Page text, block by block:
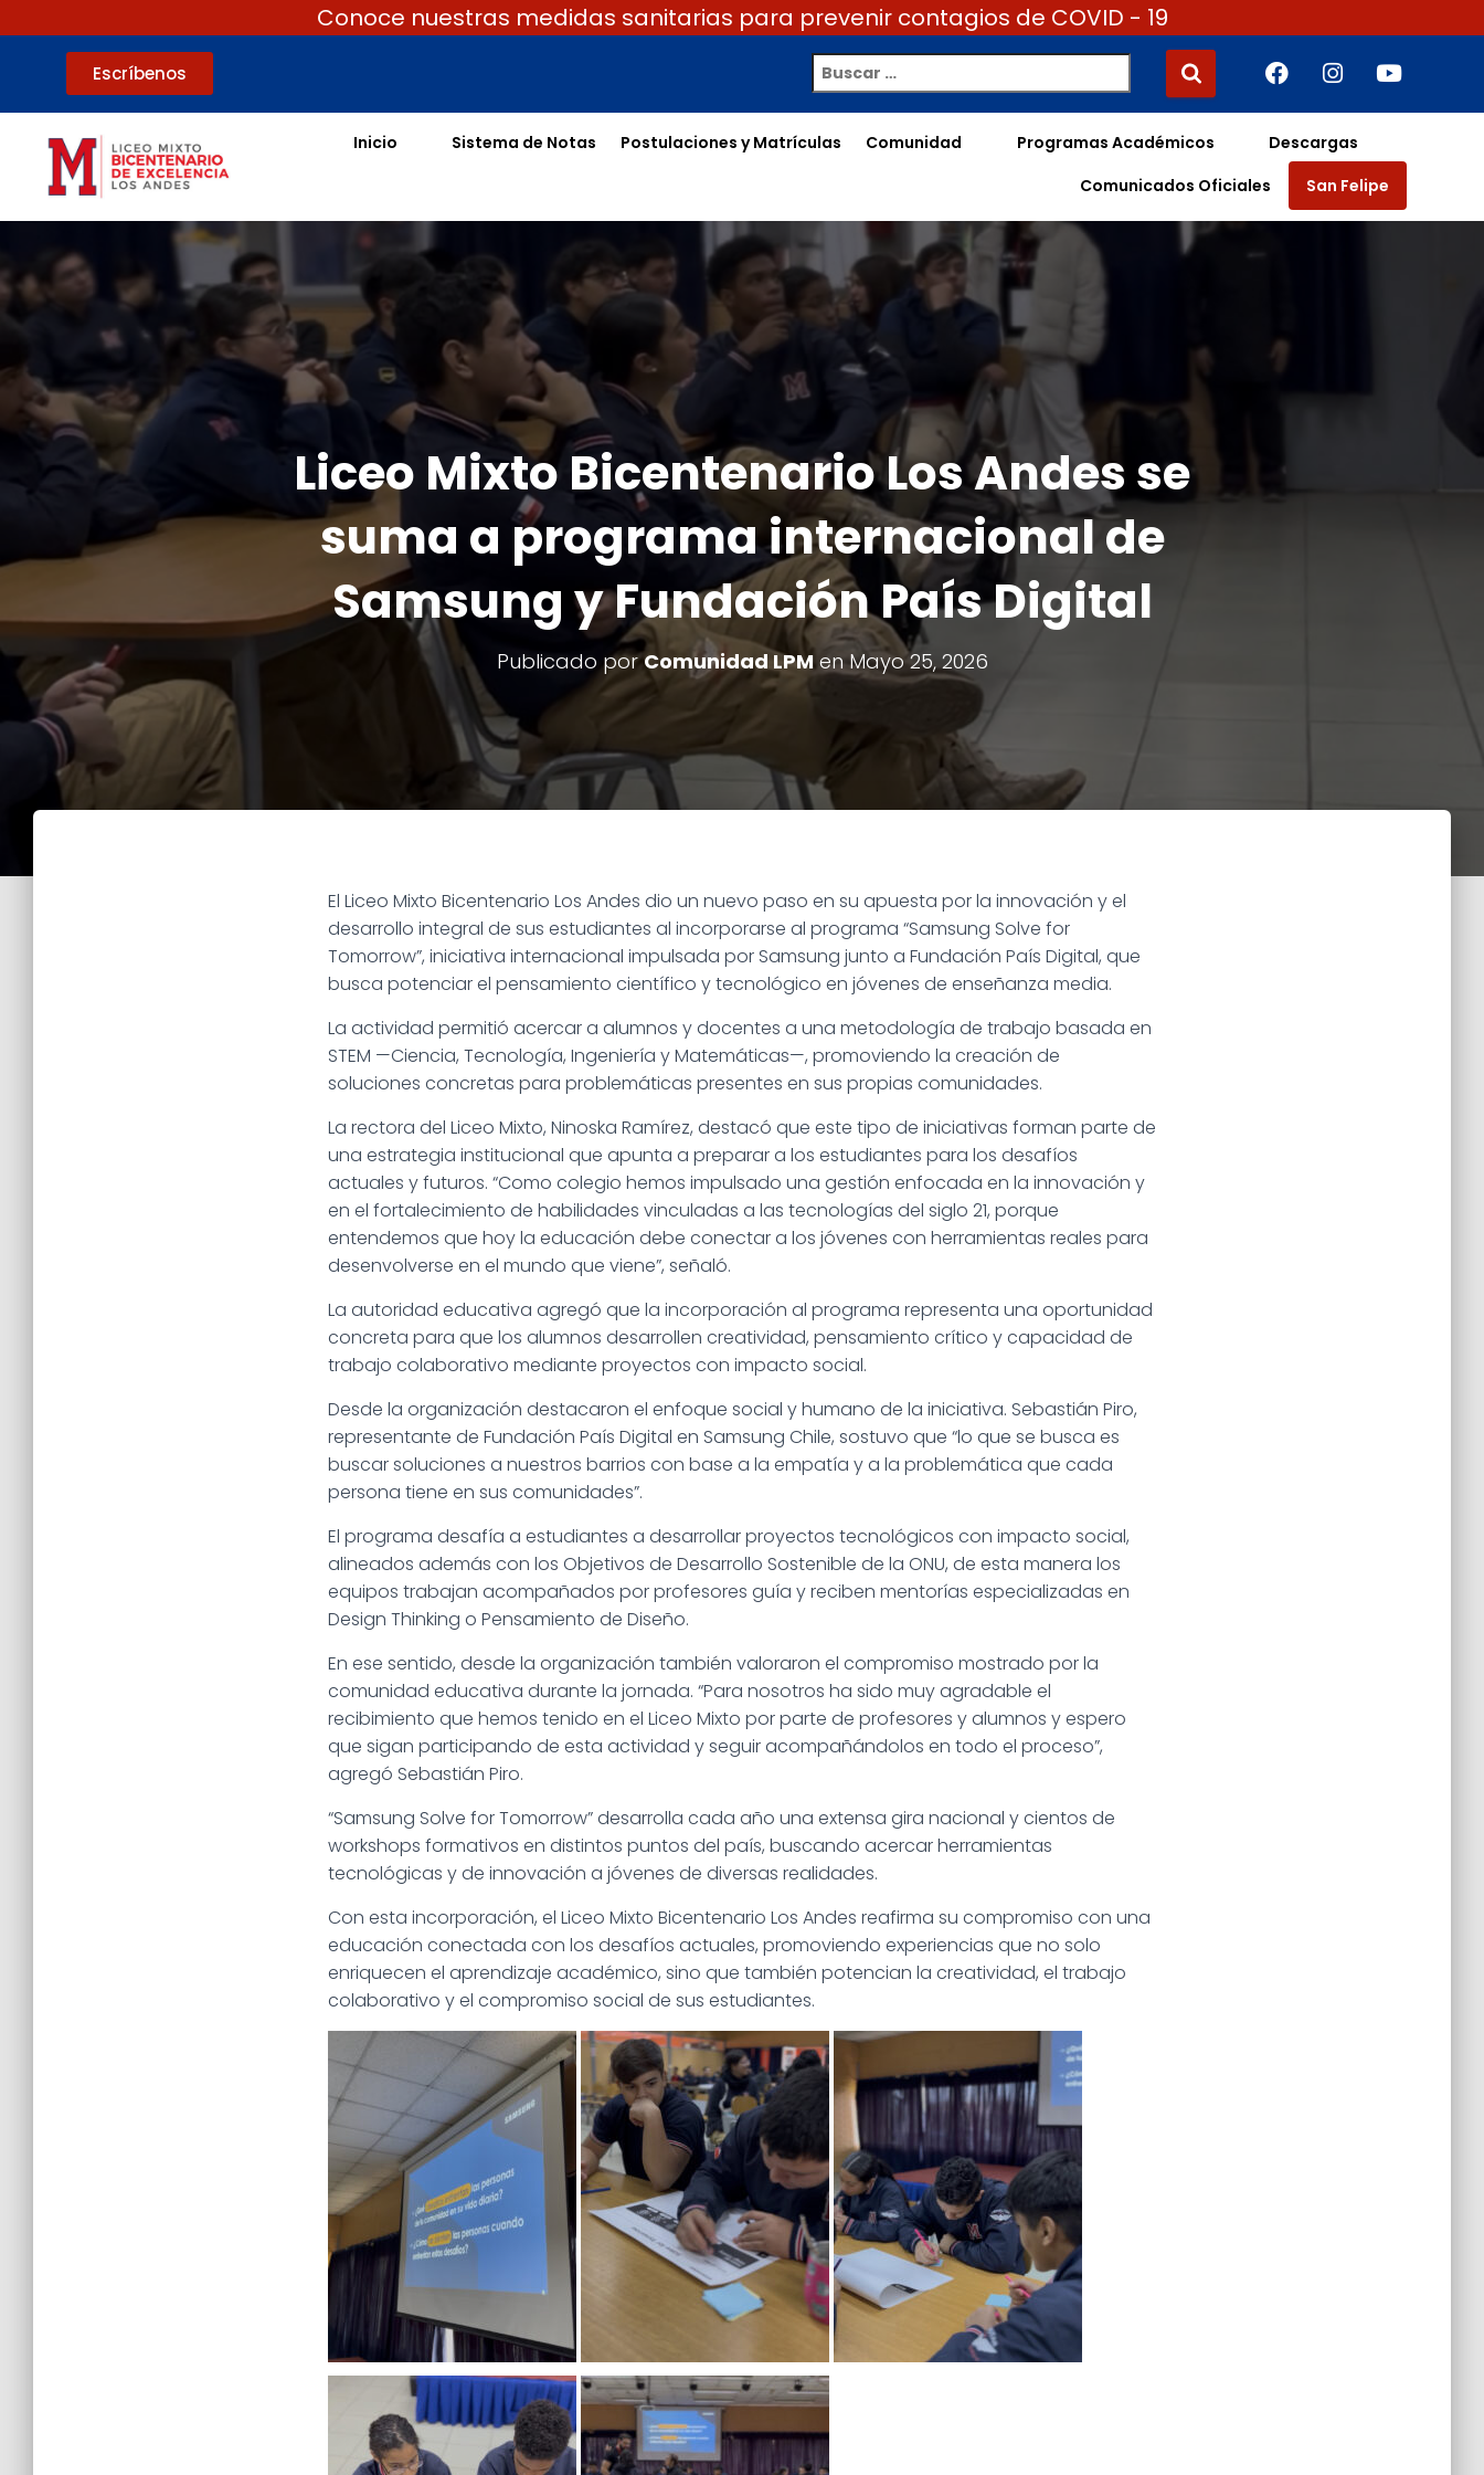
Conoce nuestras medidas sanitarias para prevenir contagios de COVID - 19
Escríbenos
Inicio Sistema de Notas Postulaciones y Matrículas Comunidad Programas Académicos
Descargas
Comunicados Oficiales
San Felipe
Liceo Mixto Bicentenario Los Andes se
suma a programa internacional de
Samsung y Fundación País Digital
Publicado porComunidad LPMenMayo 25, 2026
El Liceo Mixto Bicentenario Los Andes dio un nuevo paso en su apuesta por la innovación y el
desarrollo integral de sus estudiantes al incorporarse al programa “Samsung Solve for
Tomorrow”, iniciativa internacional impulsada por Samsung junto a Fundación País Digital, que
busca potenciar el pensamiento científico y tecnológico en jóvenes de enseñanza media.
La actividad permitió acercar a alumnos y docentes a una metodología de trabajo basada en
STEM —Ciencia, Tecnología, Ingeniería y Matemáticas—, promoviendo la creación de
soluciones concretas para problemáticas presentes en sus propias comunidades.
La rectora del Liceo Mixto, Ninoska Ramírez, destacó que este tipo de iniciativas forman parte de
una estrategia institucional que apunta a preparar a los estudiantes para los desafíos
actuales y futuros. “Como colegio hemos impulsado una gestión enfocada en la innovación y
en el fortalecimiento de habilidades vinculadas a las tecnologías del siglo 21, porque
entendemos que hoy la educación debe conectar a los jóvenes con herramientas reales para
desenvolverse en el mundo que viene”, señaló.
La autoridad educativa agregó que la incorporación al programa representa una oportunidad
concreta para que los alumnos desarrollen creatividad, pensamiento crítico y capacidad de
trabajo colaborativo mediante proyectos con impacto social.
Desde la organización destacaron el enfoque social y humano de la iniciativa. Sebastián Piro,
representante de Fundación País Digital en Samsung Chile, sostuvo que “lo que se busca es
buscar soluciones a nuestros barrios con base a la empatía y a la problemática que cada
persona tiene en sus comunidades”.
El programa desafía a estudiantes a desarrollar proyectos tecnológicos con impacto social,
alineados además con los Objetivos de Desarrollo Sostenible de la ONU, de esta manera los
equipos trabajan acompañados por profesores guía y reciben mentorías especializadas en
Design Thinking o Pensamiento de Diseño.
En ese sentido, desde la organización también valoraron el compromiso mostrado por la
comunidad educativa durante la jornada. “Para nosotros ha sido muy agradable el
recibimiento que hemos tenido en el Liceo Mixto por parte de profesores y alumnos y espero
que sigan participando de esta actividad y seguir acompañándolos en todo el proceso”,
agregó Sebastián Piro.
“Samsung Solve for Tomorrow” desarrolla cada año una extensa gira nacional y cientos de
workshops formativos en distintos puntos del país, buscando acercar herramientas
tecnológicas y de innovación a jóvenes de diversas realidades.
Con esta incorporación, el Liceo Mixto Bicentenario Los Andes reafirma su compromiso con una
educación conectada con los desafíos actuales, promoviendo experiencias que no solo
enriquecen el aprendizaje académico, sino que también potencian la creatividad, el trabajo
colaborativo y el compromiso social de sus estudiantes.